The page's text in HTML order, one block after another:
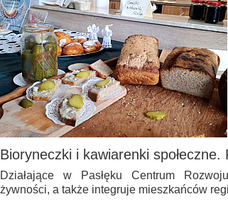
Bioryneczki i kawiarenki społeczne.
Działające w Pasłęku Centrum
żywności, a także integruje mieszkańców